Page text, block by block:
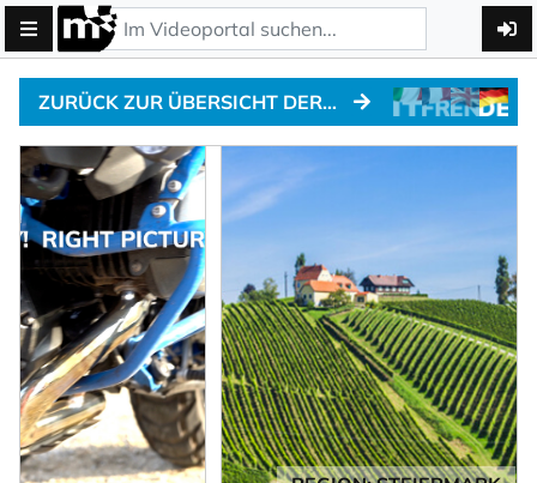
ZURÜCK ZUR ÜBERSICHT DER ALPENPÄSSE